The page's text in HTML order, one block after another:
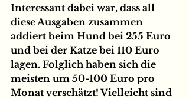
Interessant dabei war, dass all
diese Ausgaben zusammen
addiert beim Hund bei 255 Euro
und bei der Katze bei 110 Euro
lagen. Folglich haben sich die
meisten um 50-100 Euro pro
Monat verschätzt! Vielleicht sind